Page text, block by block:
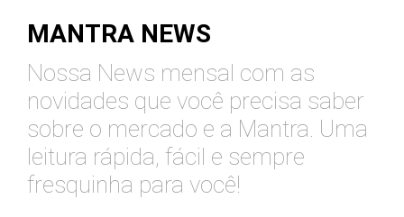
MANTRA NEWS
Nossa News mensal com as
novidades que você precisa saber
sobre o mercado e a Mantra. Uma
leitura rápida, fácil e sempre
fresquinha para você!